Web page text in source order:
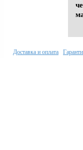
Доставка и оплата